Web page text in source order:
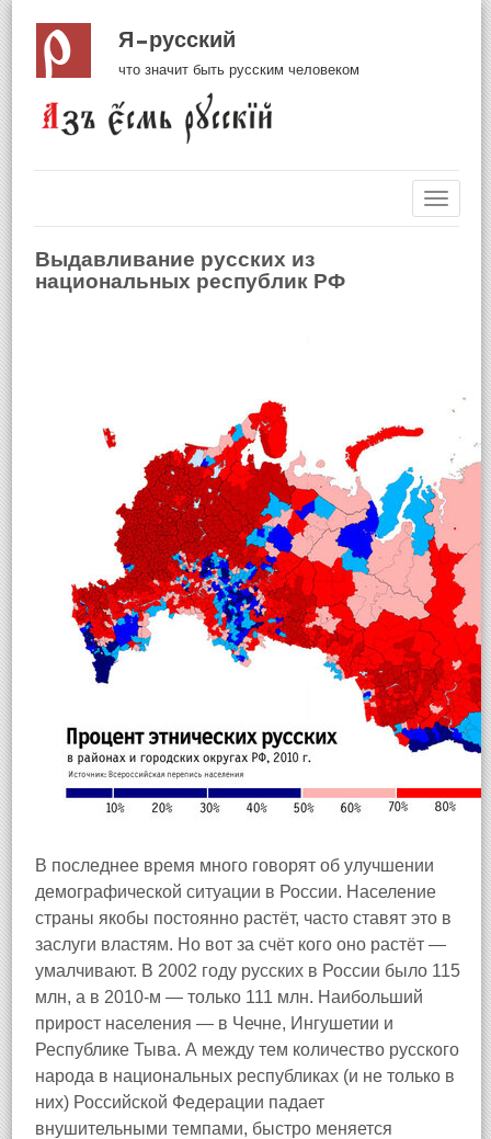
Я русский
что значит быть русским человеком
Выдавливание русских из
национальных республик РФ
В последнее время много говорят об улучшении
демографической ситуации в России. Население
страны якобы постоянно растёт, часто ставят это в
заслуги властям. Но вот за счёт кого оно растёт —
умалчивают. В 2002 году русских в России было 115
млн, а в 2010-м — только 111 млн. Наибольший
прирост населения — в Чечне, Ингушетии и
Республике Тыва. А между тем количество русского
народа в национальных республиках (и не только в
них) Российской Федерации падает
внушительными темпами, быстро меняется